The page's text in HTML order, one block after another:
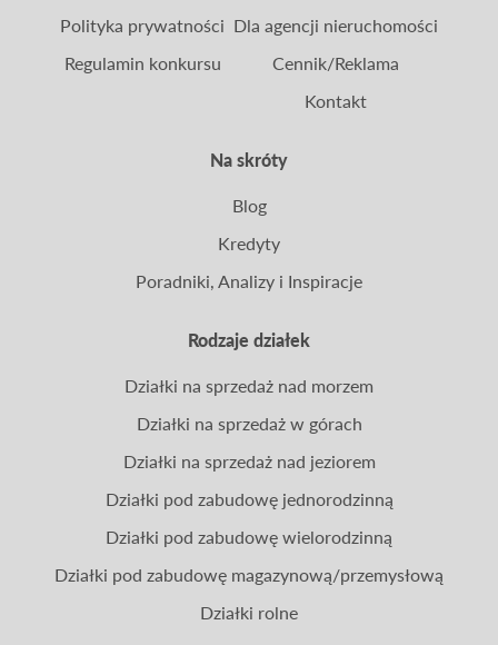
Na skróty
Rodzaje działek
Polityka prywatności
Regulamin konkursu
Dla agencji nieruchomości
Cennik/Reklama
Kontakt
Blog
Kredyty
Poradniki, Analizy i Inspiracje
Działki na sprzedaż nad morzem
Działki na sprzedaż w górach
Działki na sprzedaż nad jeziorem
Działki pod zabudowę jednorodzinną
Działki pod zabudowę wielorodzinną
Działki pod zabudowę magazynową/przemysłową
Działki rolne